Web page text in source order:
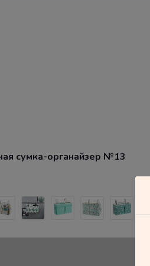
сумка-органайзер №13